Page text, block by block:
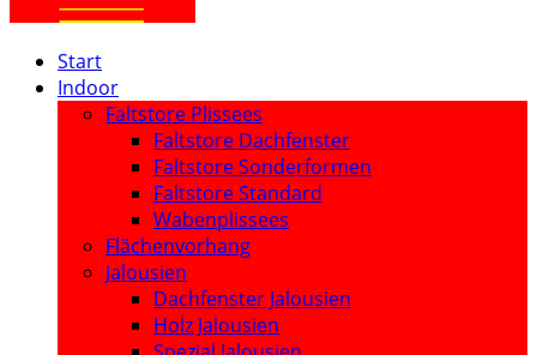
Start
Indoor
Faltstore Plissees
Faltstore Dachfenster
Faltstore Sonderformen
Faltstore Standard
Wabenplissees
Flächenvorhang
Jalousien
Dachfenster Jalousien
Holz Jalousien